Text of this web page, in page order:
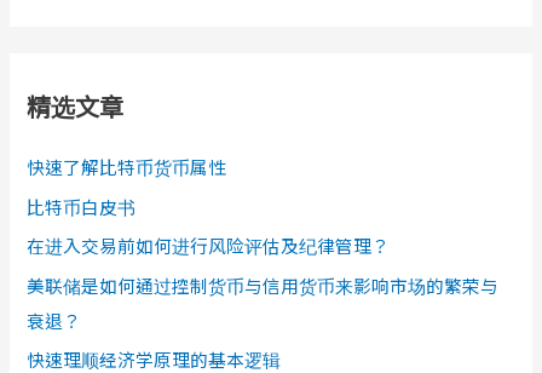
精选文章
快速了解比特币货币属性
比特币白皮书
在进入交易前如何进行风险评估及纪律管理？
美联储是如何通过控制货币与信用货币来影响市场的繁荣与
衰退？
快速理顺经济学原理的基本逻辑